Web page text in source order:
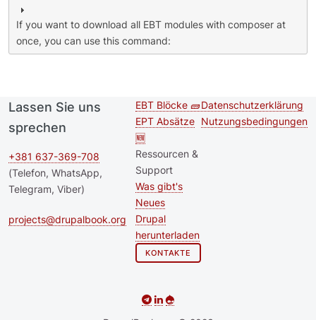
If you want to download all EBT modules with composer at
once, you can use this command:
Lassen Sie uns
sprechen
+381 637-369-708
(Telefon, WhatsApp,
Telegram, Viber)
projects@drupalbook.org
Second
footer
menu
EBT Blöcke 🧱
EPT Absätze
🆕
Ressourcen &
Support
Was gibt's
Neues
Drupal
herunterladen
KONTAKTE
Footer menu
Datenschutzerklärung
Nutzungsbedingungen